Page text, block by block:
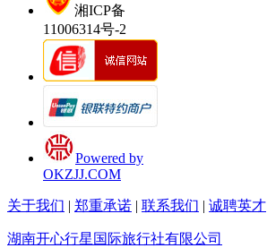
湘ICP备
11006314号-2
Powered by
OKZJJ.COM
关于我们 | 郑重承诺 | 联系我们 | 诚聘英才
湖南开心行星国际旅行社有限公司